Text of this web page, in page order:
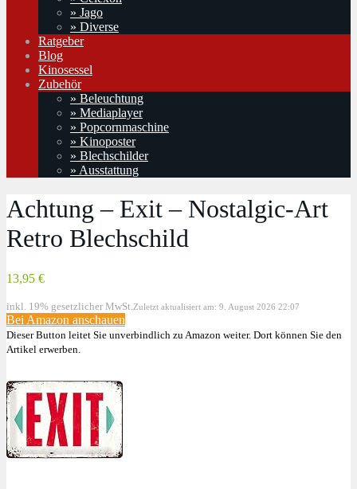
» Jago
» Diverse
Ratgeber
Blog
Kinosessel
Zubehör
» Beleuchtung
» Mediaplayer
» Popcornmaschine
» Kinoposter
» Blechschilder
» Ausstattung
Achtung – Exit – Nostalgic-Art
Retro Blechschild
13,95 €
inkl. 19% gesetzlicher MwSt. Zuletzt aktualisiert am: 9. August 2026 22:07
Bei Amazon anschauen
Dieser Button leitet Sie unverbindlich zu Amazon weiter. Dort können Sie den
Artikel erwerben.